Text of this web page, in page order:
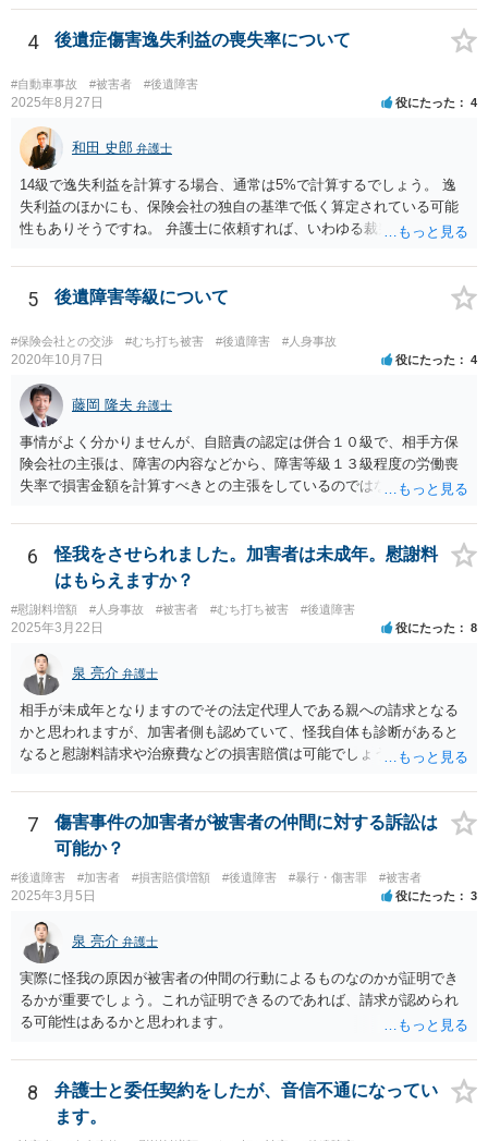
す（ご自宅の火災保険や自動車の任意保険等を確認してみて下さい。
加入したつもりがなくても、確認してみたら付いていたということが
4 後遺症傷害逸失利益の喪失率について
#自動車事故 #被害者 #後遺障害
2025年8月27日 役にたった 4
和田 史郎 弁護士
14級で逸失利益を計算する場合、通常は5%で計算するでしょう。 逸
失利益のほかにも、保険会社の独自の基準で低く算定されている可能
性もありそうですね。 弁護士に依頼すれば、いわゆる裁判基準程度の
5 後遺障害等級について
#保険会社との交渉 #むち打ち被害 #後遺障害 #人身事故
2020年10月7日 役にたった 4
藤岡 隆夫 弁護士
事情がよく分かりませんが、自賠責の認定は併合１０級で、相手方保
険会社の主張は、障害の内容などから、障害等級１３級程度の労働喪
失率で損害金額を計算すべきとの主張をしているのではないでしょう
ので、弁護士を交代しても状況は変わらないでしょう。今の弁護士と
十分に打ち合わせをすることが重要だと思います。
6
怪我をさせられました。加害者は未成年。慰謝料
はもらえますか？
#慰謝料増額 #人身事故 #被害者 #むち打ち被害 #後遺障害
2025年3月22日 役にたった 8
泉 亮介 弁護士
相手が未成年となりますのでその法定代理人である親への請求となる
かと思われますが、加害者側も認めていて、怪我自体も診断があると
なると慰謝料請求や治療費などの損害賠償は可能でしょう。 整骨院へ
い場合が多いです。 また、保険会社から提案される金額は低めに出さ
れることも多いため、その交渉のために弁護士を入れるということも
考えられるかと思われます。
7
傷害事件の加害者が被害者の仲間に対する訴訟は
可能か？
#後遺障害 #加害者 #損害賠償増額 #後遺障害 #暴行・傷害罪 #被害者
2025年3月5日 役にたった 3
泉 亮介 弁護士
実際に怪我の原因が被害者の仲間の行動によるものなのかが証明でき
るかが重要でしょう。これが証明できるのであれば、請求が認められ
る可能性はあるかと思われます。
8
弁護士と委任契約をしたが、音信不通になってい
ます。